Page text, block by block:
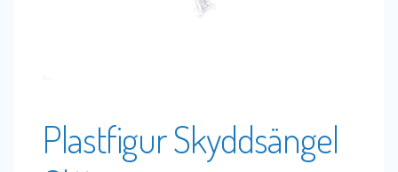
Plastfigur Skyddsängel